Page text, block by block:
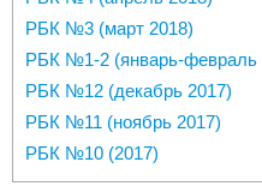
РБК №3 (март 2018)
РБК №1-2 (январь-февраль
РБК №12 (декабрь 2017)
РБК №11 (ноябрь 2017)
РБК №10 (2017)